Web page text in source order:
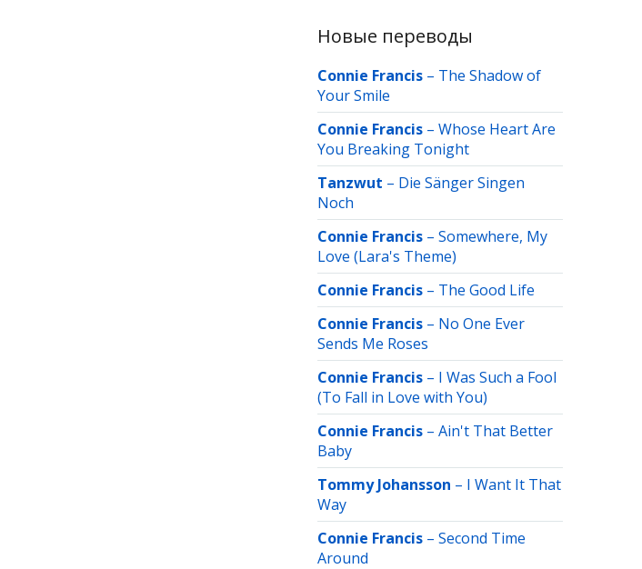
Новые переводы
Connie Francis – The Shadow of
Your Smile
Connie Francis – Whose Heart Are
You Breaking Tonight
Tanzwut – Die Sänger Singen
Noch
Connie Francis – Somewhere, My
Love (Lara's Theme)
Connie Francis – The Good Life
Connie Francis – No One Ever
Sends Me Roses
Connie Francis – I Was Such a Fool
(To Fall in Love with You)
Connie Francis – Ain't That Better
Baby
Tommy Johansson – I Want It That
Way
Connie Francis – Second Time
Around